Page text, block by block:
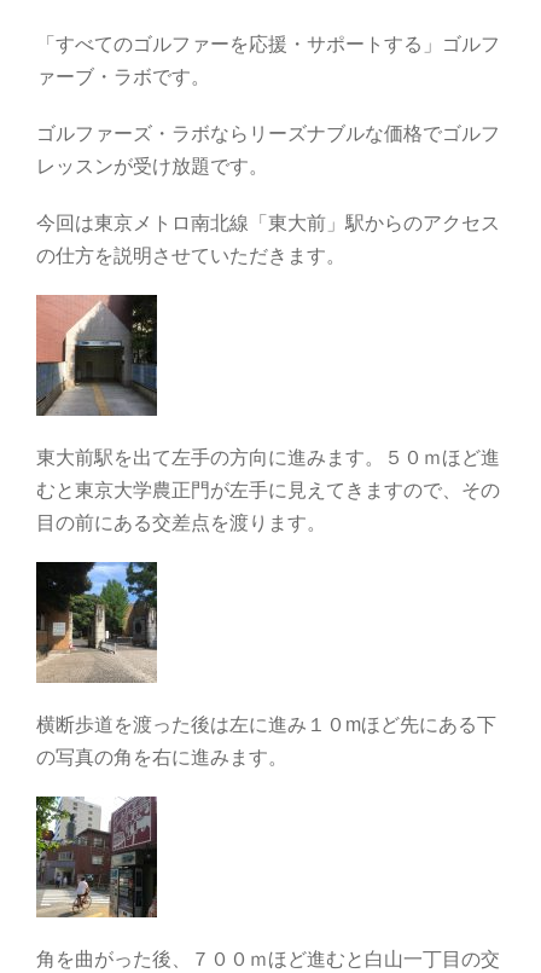
「すべてのゴルファーを応援・サポートする」ゴルフ
ァーブ・ラボです。
ゴルファーズ・ラボならリーズナブルな価格でゴルフ
レッスンが受け放題です。
今回は東京メトロ南北線「東大前」駅からのアクセス
の仕方を説明させていただきます。
東大前駅を出て左手の方向に進みます。５０ｍほど進
むと東京大学農正門が左手に見えてきますので、その
目の前にある交差点を渡ります。
横断歩道を渡った後は左に進み１０mほど先にある下
の写真の角を右に進みます。
角を曲がった後、７００ｍほど進むと白山一丁目の交